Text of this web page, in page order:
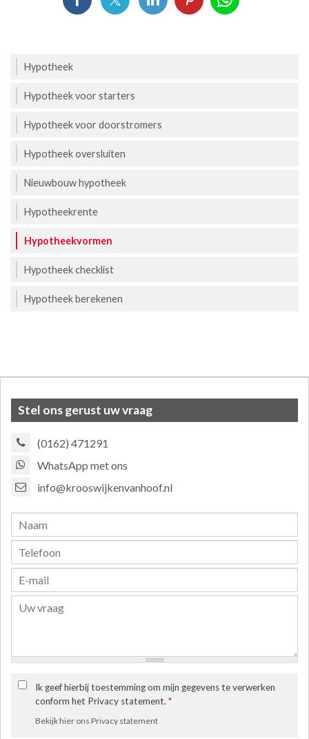
Hypotheek
Hypotheek voor starters
Hypotheek voor doorstromers
Hypotheek oversluiten
Nieuwbouw hypotheek
Hypotheekrente
Hypotheekvormen
Hypotheek checklist
Hypotheek berekenen
Stel ons gerust uw vraag
(0162) 471291
WhatsApp met ons
info@krooswijkenvanhoof.nl
Ik geef hierbij toestemming om mijn gegevens te verwerken
conform het Privacy statement.*
Bekijk hier ons Privacy statement